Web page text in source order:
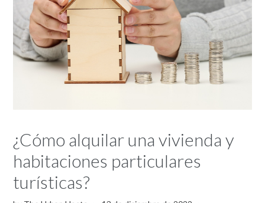
¿Cómo alquilar una vivienda y
habitaciones particulares
turísticas?